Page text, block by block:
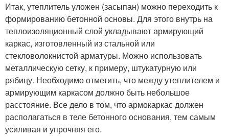
Итак, утеплитель уложен (засыпан) можно переходить к
формированию бетонной основы. Для этого внутрь на
теплоизоляционный слой укладывают армирующий
каркас, изготовленный из стальной или
стекловолокнистой арматуры. Можно использовать
металлическую сетку, к примеру, штукатурную или
рябицу. Необходимо отметить, что между утеплителем и
армирующим каркасом должно быть небольшое
расстояние. Все дело в том, что армокаркас должен
располагаться в теле бетонного основания, тем самым
усиливая и упрочняя его.